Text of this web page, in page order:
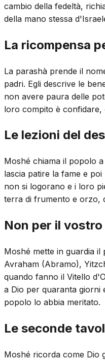
cambio della fedeltà,
della mano stessa
La ricompensa
La parashà prende il
padri. Egli descrive le
non avere paura delle
loro compito è confidare,
Le lezioni del
Moshé chiama il popolo
lascia patire la fame e
non si logorano e i loro
terra di frumento e orzo,
Non per il
Moshé mette in guardia
Avraham (Abramo),
quando fanno il Vitello
a Dio per quaranta
popolo lo abbia meritato.
Le seconde
Moshé ricorda come Dio